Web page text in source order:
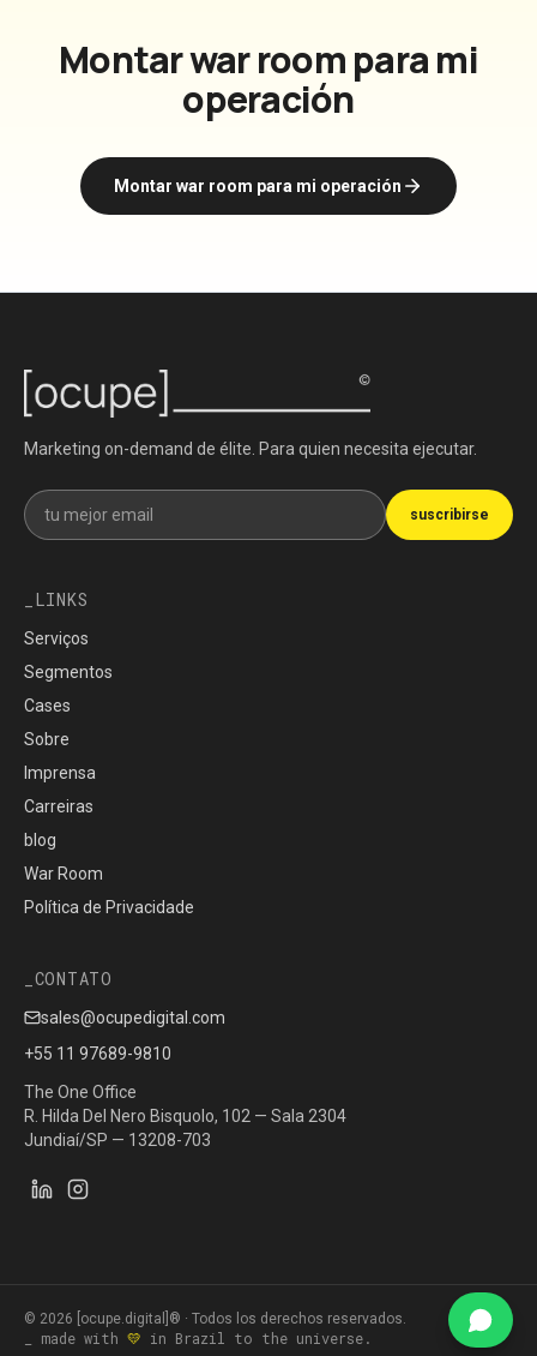
Montar war room para mi
operación
Montar war room para mi operación
Marketing on-demand de élite. Para quien necesita ejecutar.
Recibe nuestra newsletter
suscribirse
LINKS
Serviços
Segmentos
Cases
Sobre
Imprensa
Carreiras
blog
War Room
Política de Privacidade
CONTATO
sales@ocupedigital.com
+55 11 97689-9810
The One Office
R. Hilda Del Nero Bisquolo, 102 — Sala 2304
Jundiaí/SP — 13208-703
© 2026 [ocupe.digital]® · Todos los derechos reservados.
_ made with 💛 in Brazil to the universe.